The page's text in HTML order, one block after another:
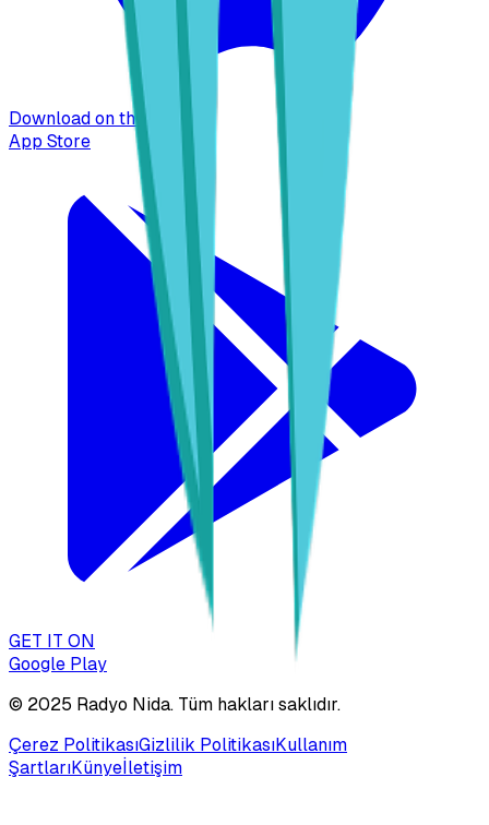
Download on the
App Store
GET IT ON
Google Play
© 2025 Radyo Nida. Tüm hakları saklıdır.
Çerez PolitikasıGizlilik PolitikasıKullanım
ŞartlarıKünyeİletişim